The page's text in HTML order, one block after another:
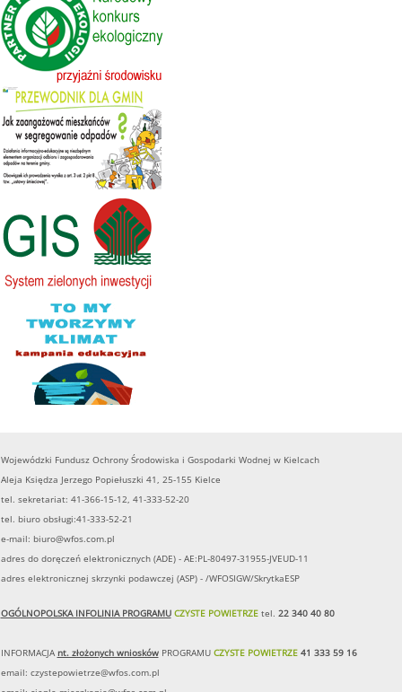
Wojewódzki Fundusz Ochrony Środowiska i Gospodarki Wodnej w Kielcach
Aleja Księdza Jerzego Popiełuszki 41, 25-155 Kielce
tel. sekretariat: 41-366-15-12, 41-333-52-20
tel. biuro obsługi:41-333-52-21
e-mail: biuro@wfos.com.pl
adres do doręczeń elektronicznych (ADE) - AE:PL-80497-31955-JVEUD-11
adres elektronicznej skrzynki podawczej (ASP) - /WFOSIGW/SkrytkaESP
OGÓLNOPOLSKA INFOLINIA PROGRAMUCZYSTE POWIETRZEtel. 22 340 40 80
INFORMACJA nt. złożonych wnioskówPROGRAMU CZYSTE POWIETRZE41 333 59 16
email: czystepowietrze@wfos.com.pl